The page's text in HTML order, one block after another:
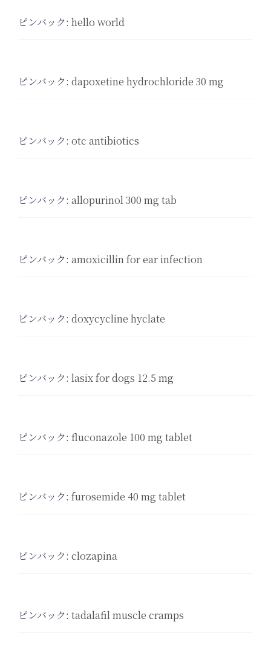
ピンバック: hello world
ピンバック: dapoxetine hydrochloride 30 mg
ピンバック: otc antibiotics
ピンバック: allopurinol 300 mg tab
ピンバック: amoxicillin for ear infection
ピンバック: doxycycline hyclate
ピンバック: lasix for dogs 12.5 mg
ピンバック: fluconazole 100 mg tablet
ピンバック: furosemide 40 mg tablet
ピンバック: clozapina
ピンバック: tadalafil muscle cramps